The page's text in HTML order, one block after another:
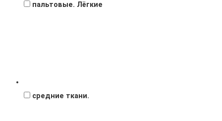
пальтовые. Лёгкие
средние ткани.